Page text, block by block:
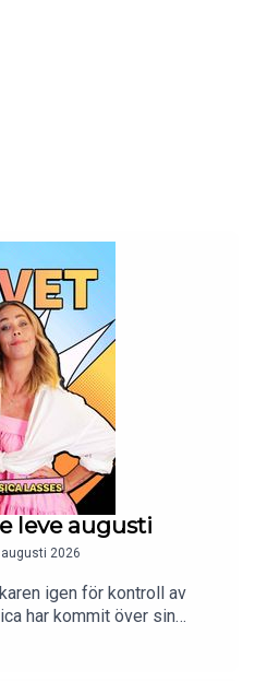
leve augusti
2026
igen för kontroll av
har kommit över sin
av en följares
har nästan stulits på